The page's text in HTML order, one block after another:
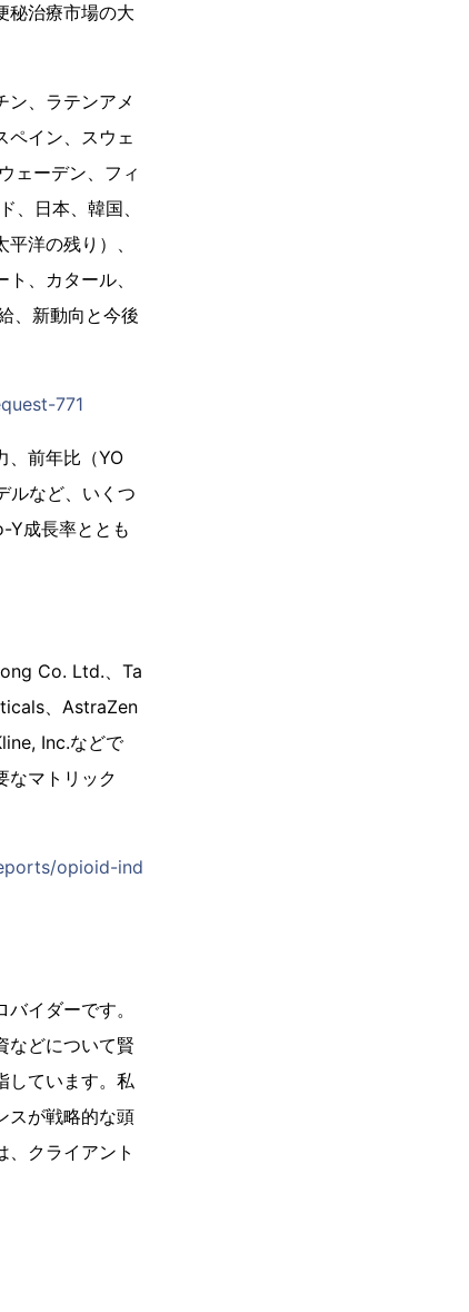
秘治療市場の大
ン、ラテンアメ
ペイン、スウェ
ェーデン、フィ
、日本、韓国、
洋の残り）、
、カタール、
、新動向と今後
771
、前年比（YO
ルなど、いくつ
Y成長率ととも
Co. Ltd.、Ta
、AstraZen
Inc.などで
なマトリック
opioid-ind
イダーです。
などについて賢
しています。私
スが戦略的な頭
クライアント